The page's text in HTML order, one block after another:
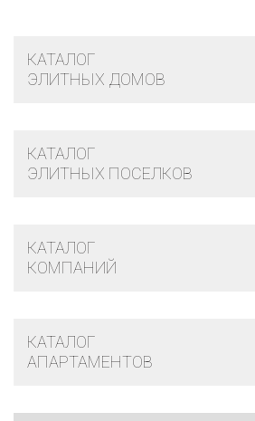
КАТАЛОГ
ЭЛИТНЫХ ДОМОВ
КАТАЛОГ
ЭЛИТНЫХ ПОСЕЛКОВ
КАТАЛОГ
КОМПАНИЙ
КАТАЛОГ
АПАРТАМЕНТОВ